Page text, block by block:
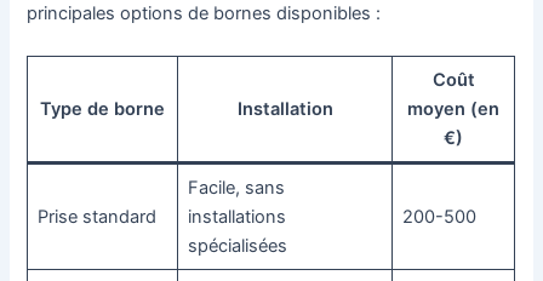
principales options de bornes disponibles :
Type de borne Installation
Coût
moyen (en
€)
Prise standard
Facile, sans
installations
spécialisées
200-500